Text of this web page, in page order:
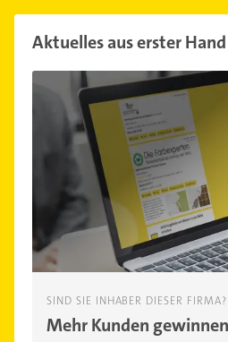
Aktuelles aus erster Hand
SIND SIE INHABER DIESER FIRMA?
Mehr Kunden gewinnen